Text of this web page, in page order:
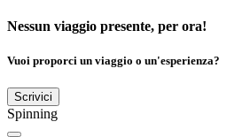
Nessun viaggio presente, per ora!
Vuoi proporci un viaggio o un'esperienza?
Scrivici
Spinning